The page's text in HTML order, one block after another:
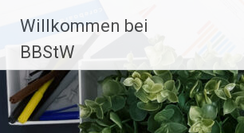
Inhalt
springen
Willkommen bei
BBStW